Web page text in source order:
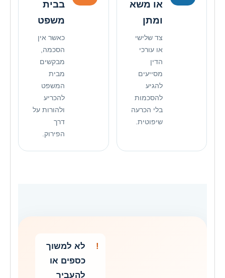
או משא
ומתן
צד שלישי
או עורכי
הדין
מסייעים
להגיע
להסכמות
בלי הכרעה
שיפוטית.
בבית
משפט
כאשר אין
הסכמה,
מבקשים
מבית
המשפט
להכריע
ולהורות על
דרך
הפירוק.
לא למשוך
כספים או
להעביר